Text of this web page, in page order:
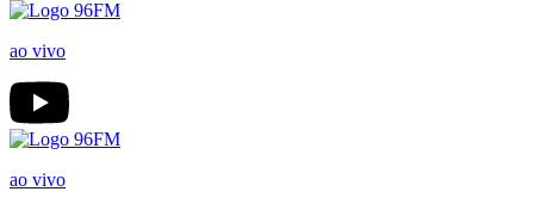
ao vivo
ao vivo